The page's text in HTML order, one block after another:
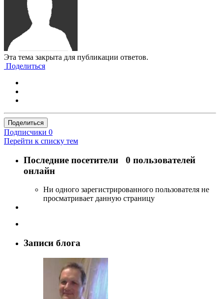
Эта тема закрыта для публикации ответов.
Поделиться
Поделиться
Подписчики 0
Перейти к списку тем
Последние посетители 0 пользователей
онлайн
Ни одного зарегистрированного пользователя не
просматривает данную страницу
Записи блога